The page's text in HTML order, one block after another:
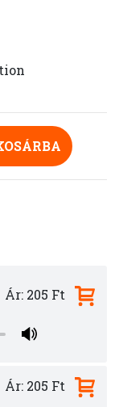
Ár: 205 Ft
Ár: 205 Ft